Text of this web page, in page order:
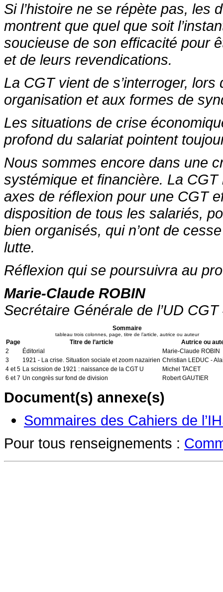
Si l’histoire ne se répète pas, les
montrent que quel que soit
soucieuse de son efficacité pour
et de leurs revendications.
La CGT vient de s’interroger,
organisation et aux formes de
Les situations de crise
profond du salariat pointent
Nous sommes encore dans une
systémique et financière. La
axes de réflexion pour une CGT
disposition de tous les salariés,
bien organisés, qui n’ont de
lutte.
Réflexion qui se poursuivra au
Marie-Claude ROBIN
Secrétaire Générale de l’UD CGT
Sommaire
tableau trois colonnes, page, titre de l’article, autrice ou auteur
Page Titre de l’article
Autrice ou
2
Éditorial
Marie-Claude ROBIN
3
1921 - La crise. Situation sociale et zoom nazairien Christian LEDUC -
4 et 5 La scission de 1921 : naissance de la CGT U
Michel TACET
6 et 7 Un congrès sur fond de division Robert GAUTIER
Document(s) annexe(s)
Sommaires des Cahiers de
Pour tous renseignements :